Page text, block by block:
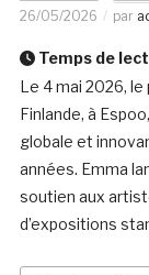
26/05/2026 par
Temps de
Le 4 mai 2026, le
Finlande, à
globale et
années. Emma
soutien aux
d’expositions